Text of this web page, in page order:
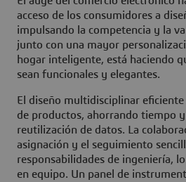
acceso de los consumidores a
impulsando la competencia y la
junto con una mayor
hogar inteligente, está haciendo
sean funcionales y elegantes.
El diseño multidisciplinar
de productos, ahorrando tiempo
reutilización de datos. La
asignación y el seguimiento
responsabilidades de ingeniería,
en equipo. Un panel de